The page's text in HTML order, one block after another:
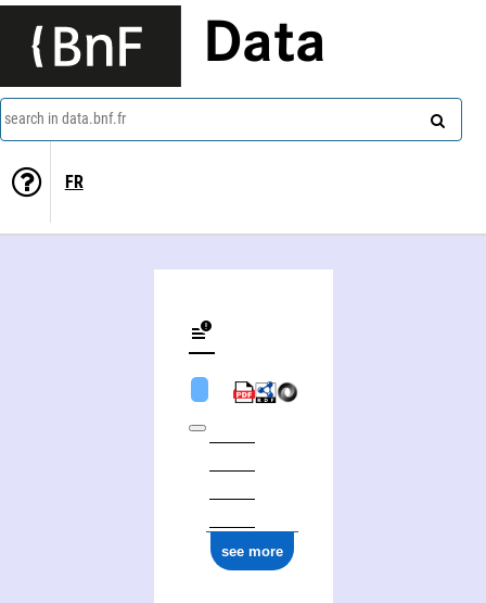
Data
search in data.bnf.fr
FR
see more